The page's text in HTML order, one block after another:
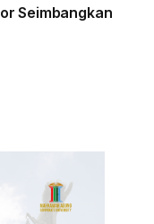
Seimbangkan